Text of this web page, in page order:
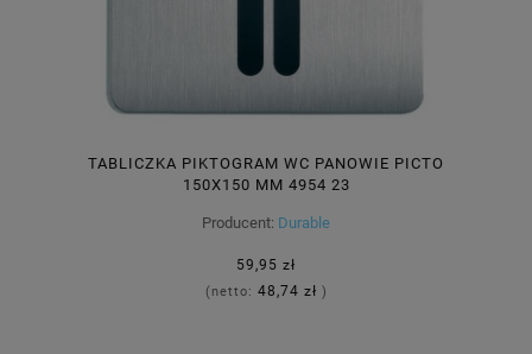
TABLICZKA PIKTOGRAM WC PANOWIE PICTO
150X150 MM 4954 23
Producent: Durable
59,95 zł
(netto: 48,74 zł )